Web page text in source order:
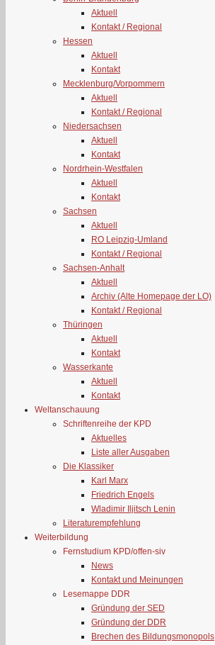
Aktuell
Kontakt / Regional
Hessen
Aktuell
Kontakt
Mecklenburg/Vorpommern
Aktuell
Kontakt / Regional
Niedersachsen
Aktuell
Kontakt
Nordrhein-Westfalen
Aktuell
Kontakt
Sachsen
Aktuell
RO Leipzig-Umland
Kontakt / Regional
Sachsen-Anhalt
Aktuell
Archiv (Alte Homepage der LO)
Kontakt / Regional
Thüringen
Aktuell
Kontakt
Wasserkante
Aktuell
Kontakt
Weltanschauung
Schriftenreihe der KPD
Aktuelles
Liste aller Ausgaben
Die Klassiker
Karl Marx
Friedrich Engels
Wladimir Iljitsch Lenin
Literaturempfehlung
Weiterbildung
Fernstudium KPD/offen-siv
News
Kontakt und Meinungen
Lesemappe DDR
Gründung der SED
Gründung der DDR
Brechen des Bildungsmonopols